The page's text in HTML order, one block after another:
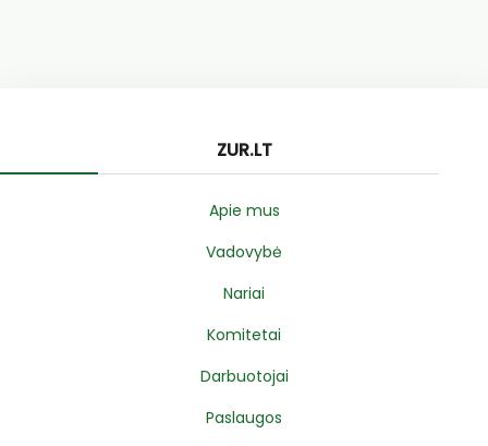
ZUR.LT
Apie mus
Vadovybė
Nariai
Komitetai
Darbuotojai
Paslaugos